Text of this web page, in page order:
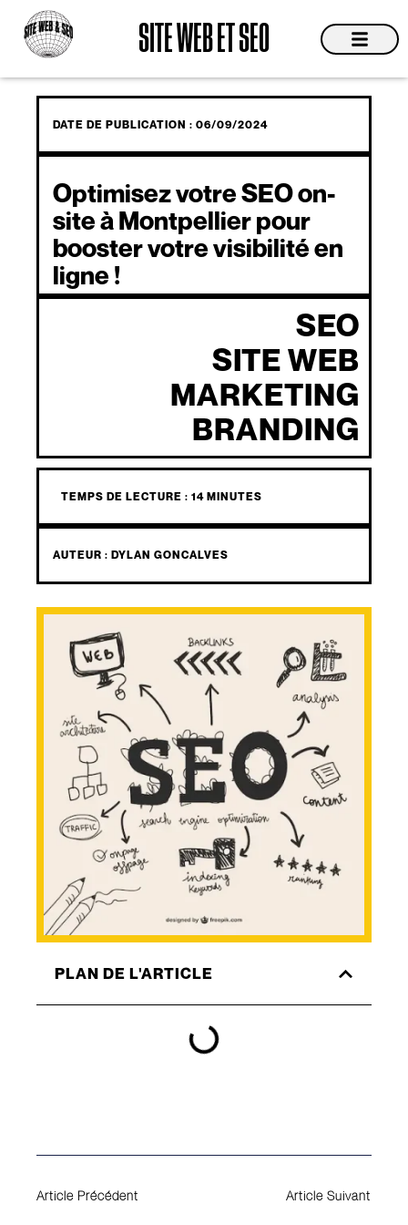
contenu
SITE WEB ET SEO
DATE DE PUBLICATION : 06/09/2024
Optimisez votre SEO on-
site à Montpellier pour
booster votre visibilité en
ligne !
SEO
SITE WEB
MARKETING
BRANDING
TEMPS DE LECTURE : 14 MINUTES
AUTEUR : DYLAN GONCALVES
PLAN DE L'ARTICLE
Article Précédent Article Suivant